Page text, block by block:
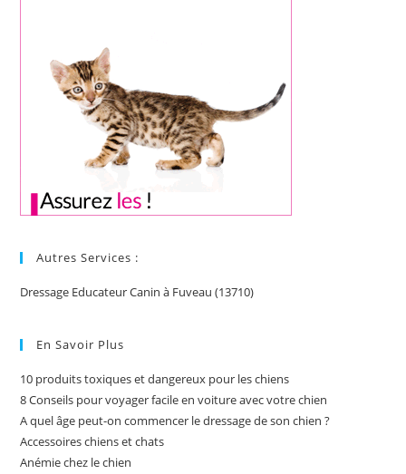
Autres Services :
Dressage Educateur Canin à Fuveau (13710)
En Savoir Plus
10 produits toxiques et dangereux pour les chiens
8 Conseils pour voyager facile en voiture avec votre chien
A quel âge peut-on commencer le dressage de son chien ?
Accessoires chiens et chats
Anémie chez le chien